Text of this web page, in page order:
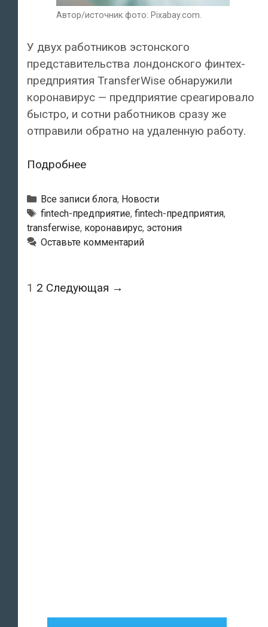
Автор/источник фото: Pixabay.com.
У двух работников эстонского
представительства лондонского финтех-
предприятия TransferWise обнаружили
коронавирус — предприятие среагировало
быстро, и сотни работников сразу же
отправили обратно на удаленную работу.
ПодробнееДва
TransferWise
заразились
коронавирусом,
весь
по
Рубрики
Все записи блога, Новости
Тэги
fintech-предприятие, fintech-предприятия,
transferwise, коронавирус, эстония
Оставьте комментарий
Навигация
1 2 Следующая →